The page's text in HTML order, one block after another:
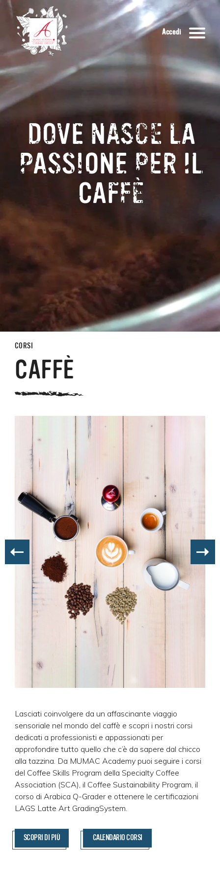
Accedi
DOVE NASCE LA
PASSIONE PER IL
CAFFÈ
CORSI
CAFFÈ
Lasciati coinvolgere da un affascinante viaggio
sensoriale nel mondo del caffè e scopri i nostri corsi
dedicati a professionisti e appassionati per
approfondire tutto quello che c’è da sapere dal chicco
alla tazzina. Da MUMAC Academy puoi seguire i corsi
del Coffee Skills Program della Specialty Coffee
Association (SCA), il Coffee Sustainability Program, il
corso di Arabica Q-Grader e ottenere le certificazioni
LAGS Latte Art GradingSystem.
SCOPRI DI PIÙ CALENDARIO CORSI